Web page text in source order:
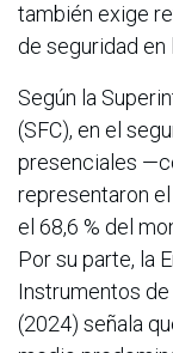
también exige
de seguridad
Según la
(SFC), en el
presenciales
representaron
el 68,6 % del
Por su parte, la
Instrumentos
(2024) señala